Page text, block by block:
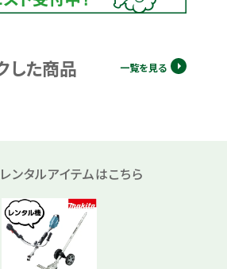
した商品 一覧を見る
ンタルアイテムはこちら